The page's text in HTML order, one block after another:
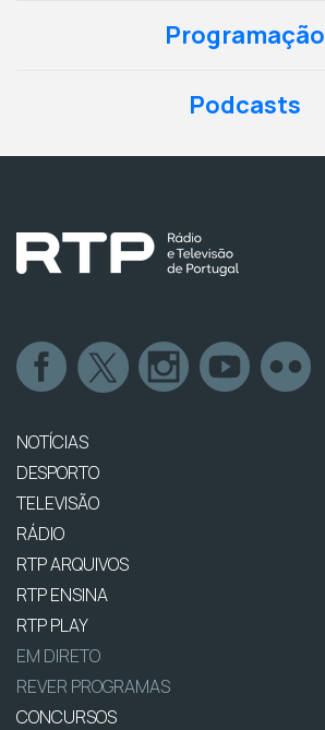
Programação
Podcasts
NOTÍCIAS
DESPORTO
TELEVISÃO
RÁDIO
RTP ARQUIVOS
RTP ENSINA
RTP PLAY
EM DIRETO
REVER PROGRAMAS
CONCURSOS